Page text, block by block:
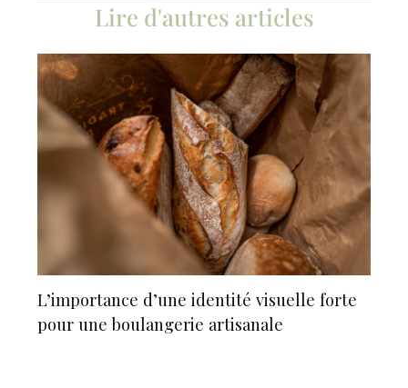
Lire d'autres articles
L’importance d’une identité visuelle forte
pour une boulangerie artisanale